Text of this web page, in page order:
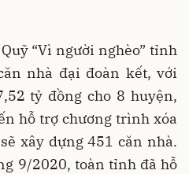
“Vì người nghèo” tỉnh
nhà đại đoàn kết, với
tỷ đồng cho 8 huyện,
hỗ trợ chương trình xóa
xây dựng 451 căn nhà.
9/2020, toàn tỉnh đã hỗ